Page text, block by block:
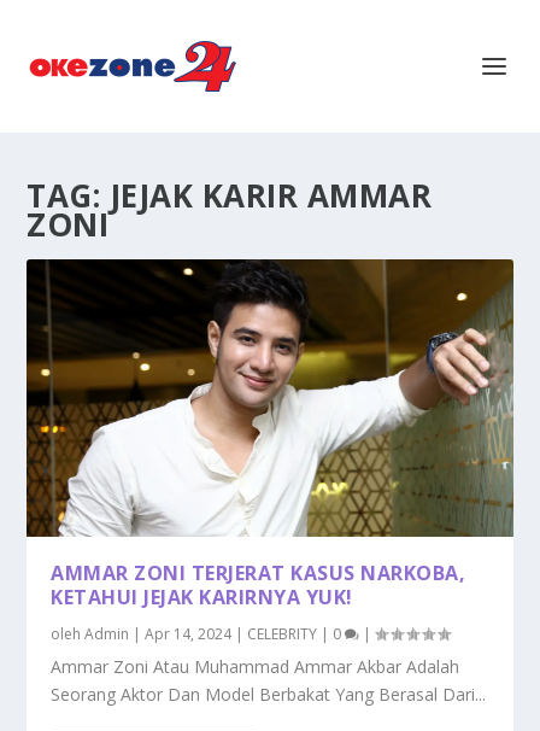
TAG: JEJAK KARIR AMMAR
ZONI
AMMAR ZONI TERJERAT KASUS NARKOBA,
KETAHUI JEJAK KARIRNYA YUK!
olehAdmin |Apr 14, 2024| CELEBRITY | 0 |
Ammar Zoni Atau Muhammad Ammar Akbar Adalah
Seorang Aktor Dan Model Berbakat Yang Berasal Dari...